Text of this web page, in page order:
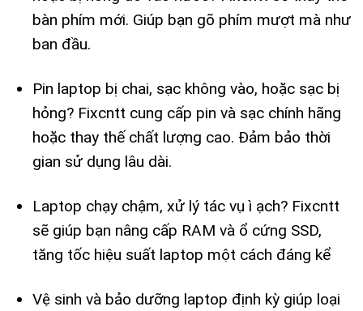
bàn phím mới. Giúp bạn gõ phím mượt mà như
ban đầu.
Pin laptop bị chai, sạc không vào, hoặc sạc bị
hỏng? Fixcntt cung cấp pin và sạc chính hãng
hoặc thay thế chất lượng cao. Đảm bảo thời
gian sử dụng lâu dài.
Laptop chạy chậm, xử lý tác vụ ì ạch? Fixcntt
sẽ giúp bạn nâng cấp RAM và ổ cứng SSD,
tăng tốc hiệu suất laptop một cách đáng kể
Vệ sinh và bảo dưỡng laptop định kỳ giúp loại